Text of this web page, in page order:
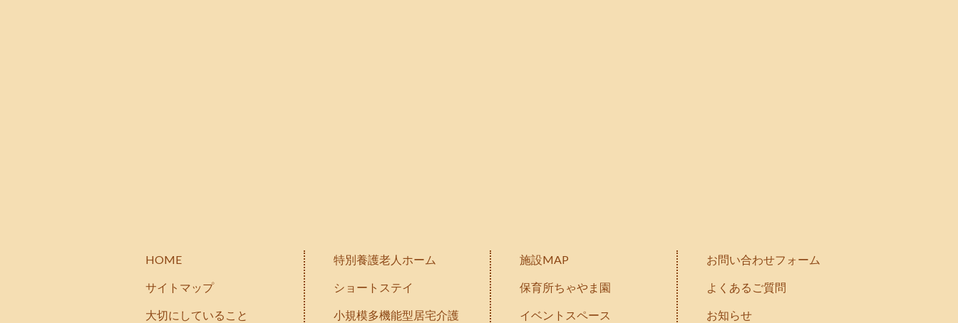
HOME
サイトマップ
大切にしていること
特別養護老人ホーム
ショートステイ
小規模多機能型居宅介護
施設MAP
保育所ちゃやま園
イベントスペース
お問い合わせフォーム
よくあるご質問
お知らせ